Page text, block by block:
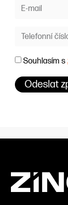
Souhlasím s
Odeslat